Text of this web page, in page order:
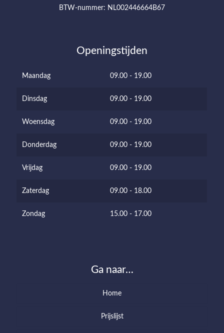
BTW-nummer: NL002446664B67
Openingstijden
Maandag 09.00 - 19.00
Dinsdag 09.00 - 19.00
Woensdag 09.00 - 19.00
Donderdag 09.00 - 19.00
Vrijdag 09.00 - 19.00
Zaterdag 09.00 - 18.00
Zondag 15.00 - 17.00
Ga naar…
Home
Prijslijst